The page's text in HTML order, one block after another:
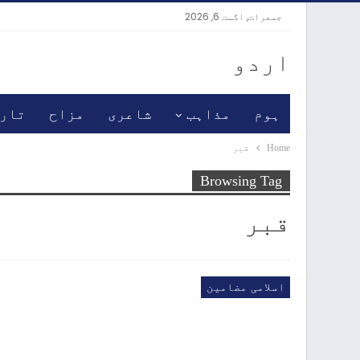
جمعرات, اگست 6, 2026
اردو
ہوم مذاہب شاعری مزاح
Home قبر
Browsing Tag
قبر
اسلامی مضامین